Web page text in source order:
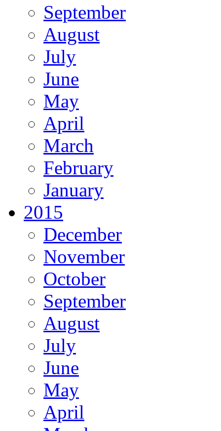
September
August
July
June
May
April
March
February
January
2015
December
November
October
September
August
July
June
May
April